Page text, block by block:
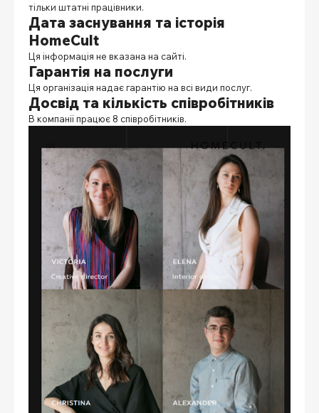
тільки штатні працівники.
Дата заснування та історія
HomeCult
Ця інформація не вказана на сайті.
Гарантія на послуги
Ця організація надає гарантію на всі види послуг.
Досвід та кількість співробітників
В компанії працює 8 співробітників.